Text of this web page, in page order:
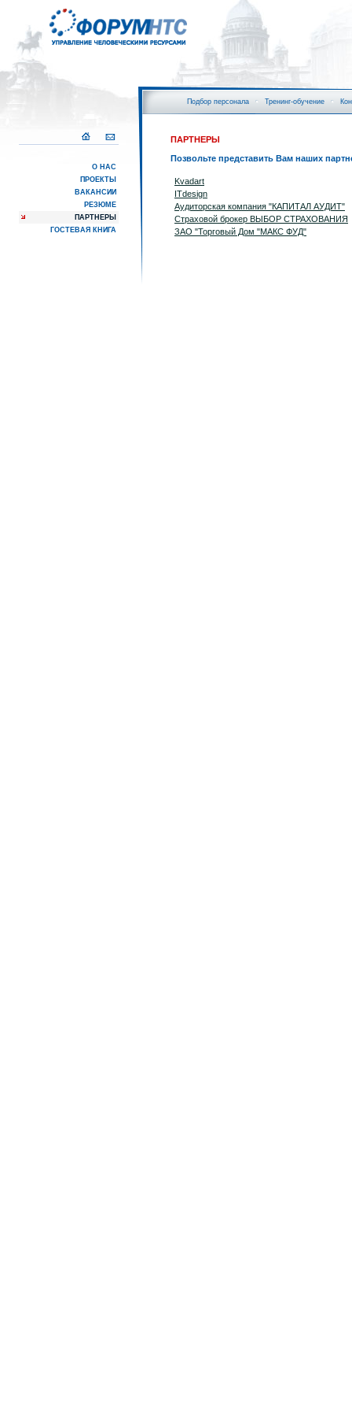
О НАС
ПРОЕКТЫ
ВАКАНСИИ
РЕЗЮМЕ
ПАРТНЕРЫ
ГОСТЕВАЯ КНИГА
Подбор персонала Тренинг-обучение
ПАРТНЕРЫ
Позвольте представить Вам наших
Kvadart
ITdesign
Аудиторская компания "КАПИТАЛ АУДИТ"
Страховой брокер ВЫБОР СТРАХОВАНИЯ
ЗАО "Торговый Дом "МАКС ФУД"